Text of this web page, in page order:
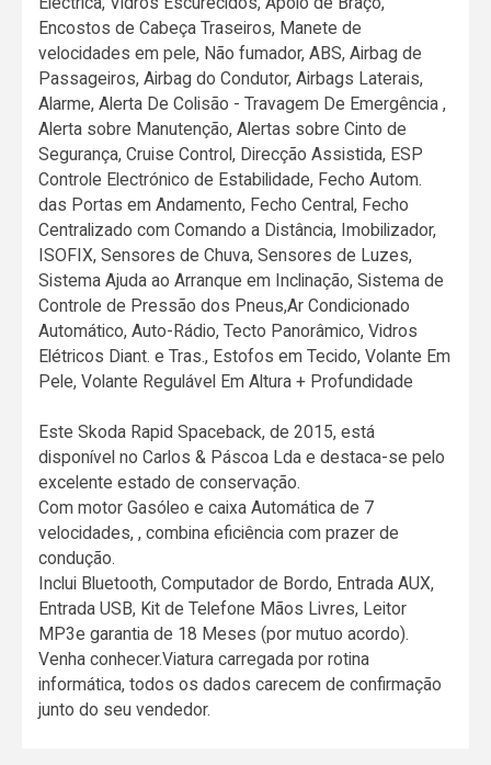
Encostos de Cabeça Traseiros, Manete de
velocidades em pele, Não fumador, ABS, Airbag de
Passageiros, Airbag do Condutor, Airbags Laterais,
Alarme, Alerta De Colisão - Travagem De Emergência ,
Alerta sobre Manutenção, Alertas sobre Cinto de
Segurança, Cruise Control, Direcção Assistida, ESP
Controle Electrónico de Estabilidade, Fecho Autom.
das Portas em Andamento, Fecho Central, Fecho
Centralizado com Comando a Distância, Imobilizador,
ISOFIX, Sensores de Chuva, Sensores de Luzes,
Sistema Ajuda ao Arranque em Inclinação, Sistema de
Controle de Pressão dos Pneus,Ar Condicionado
Automático, Auto-Rádio, Tecto Panorâmico, Vidros
Elétricos Diant. e Tras., Estofos em Tecido, Volante Em
Pele, Volante Regulável Em Altura + Profundidade
Este Skoda Rapid Spaceback, de 2015, está
disponível no Carlos & Páscoa Lda e destaca-se pelo
excelente estado de conservação.
Com motor Gasóleo e caixa Automática de 7
velocidades, , combina eficiência com prazer de
condução.
Inclui Bluetooth, Computador de Bordo, Entrada AUX,
Entrada USB, Kit de Telefone Mãos Livres, Leitor
MP3e garantia de 18 Meses (por mutuo acordo).
Venha conhecer.Viatura carregada por rotina
informática, todos os dados carecem de confirmação
junto do seu vendedor.